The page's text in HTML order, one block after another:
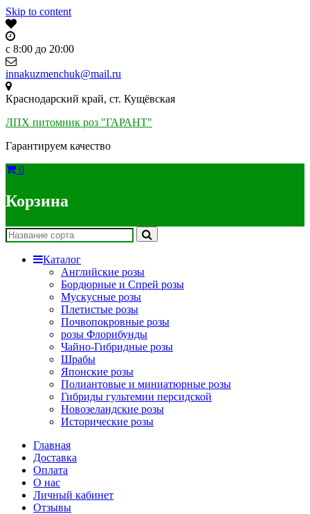
Skip to content
c 8:00 до 20:00
innakuzmenchuk@mail.ru
Краснодарский край, ст. Кущёвская
ЛПХ питомник роз "ГАРАНТ"
Гарантируем качество
0
Корзина
Каталог
Английские розы
Бордюрные и Спрей розы
Мускусные розы
Плетистые розы
Почвопокровные розы
розы Флорибунды
Чайно-Гибридные розы
Шрабы
Японские розы
Полиантовые и миниатюрные розы
Гибриды гультемии персидской
Новозеландские розы
Исторические розы
Главная
Доставка
Оплата
О нас
Личный кабинет
Отзывы